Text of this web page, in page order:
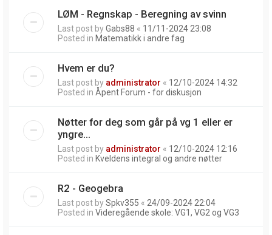
LØM - Regnskap - Beregning av svinn
Last post byGabs88 « 11/11-2024 23:08
Posted in Matematikk i andre fag
Hvem er du?
Last post by administrator « 12/10-2024 14:32
Posted in Åpent Forum - for diskusjon
Nøtter for deg som går på vg 1 eller er
yngre...
Last post by administrator « 12/10-2024 12:16
Posted in Kveldens integral og andre nøtter
R2 - Geogebra
Last post bySpkv355 « 24/09-2024 22:04
Posted in Videregående skole: VG1, VG2 og VG3